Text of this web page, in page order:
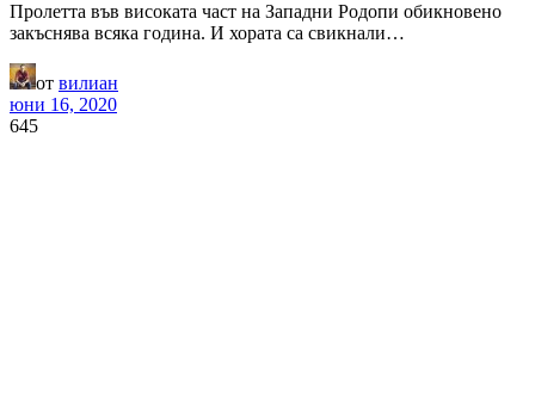
Пролетта във високата част на Западни Родопи обикновено
закъснява всяка година. И хората са свикнали…
от вилиан
юни 16, 2020
645